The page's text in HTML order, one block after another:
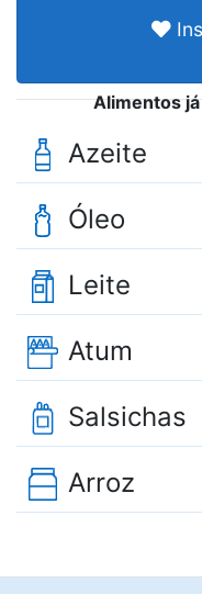
Alimentos
Azeite
Óleo
Leite
Atum
Salsichas
Arroz